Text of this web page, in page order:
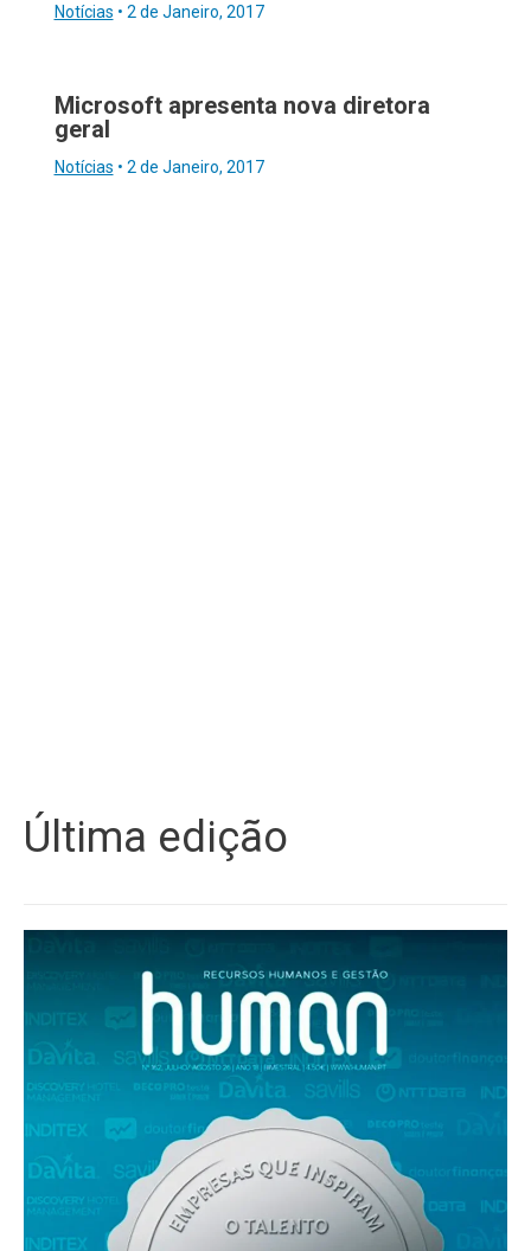
Notícias • 2 de Janeiro, 2017
Microsoft apresenta nova diretora
geral
Notícias • 2 de Janeiro, 2017
Última edição